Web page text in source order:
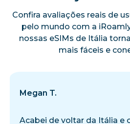
Confira avaliações reais de
pelo mundo com a
nossas eSIMs de Itália
mais fáceis e
Megan T.
Acabei de voltar da Itália e